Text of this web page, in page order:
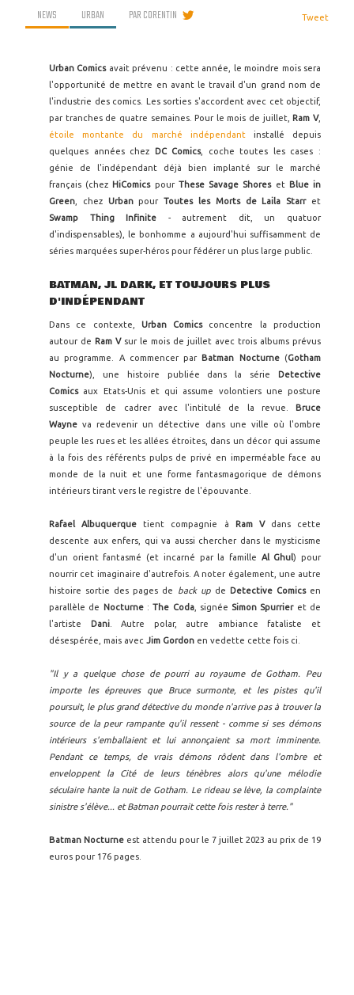
NEWS URBAN PARCORENTIN Tweet
Urban Comicsavait prévenu : cette année, le moindre mois sera
l'opportunité de mettre en avant le travail d'un grand nom de
l'industrie des comics. Les sorties s'accordent avec cet objectif,
par tranches de quatre semaines. Pour le mois de juillet, Ram V,
étoile montante du marché indépendantinstallé depuis
quelques années chez
DC Comics, coche toutes les cases :
génie de l'indépendant déjà bien implanté sur le marché
français (chez HiComicspour These Savage Shoreset Blue in
Green , chez UrbanpourToutes les Morts de Laila Starret
Swamp Thing Infinite - autrement dit, un quatuor
d'indispensables), le bonhomme a aujourd'hui suffisamment de
séries marquées super-héros pour fédérer un plus large public.
BATMAN, JL DARK, ET TOUJOURS PLUS
D'INDÉPENDANT
Dans ce contexte, Urban Comicsconcentre la production
autour de Ram Vsur le mois de juillet avec trois albums prévus
au programme. A commencer par Batman Nocturne (Gotham
Nocturne), une histoire publiée dans la série
Detective
Comicsaux Etats-Unis et qui assume volontiers une posture
susceptible de cadrer avec l'intitulé de la revue.
Bruce
Wayne va redevenir un détective dans une ville où l'ombre
peuple les rues et les allées étroites, dans un décor qui assume
à la fois des référents pulps de privé en imperméable face au
monde de la nuit et une forme fantasmagorique de démons
intérieurs tirant vers le registre de l'épouvante.
Rafael Albuquerque tient compagnie à Ram Vdans cette
descente aux enfers, qui va aussi chercher dans le mysticisme
d'un orient fantasmé (et incarné par la famille Al Ghul) pour
nourrir cet imaginaire d'autrefois. A noter également, une autre
histoire sortie des pages de
back upde Detective Comicsen
parallèle de
Nocturne:The Coda, signée Simon Spurrieret de
l'artiste
Dani. Autre polar, autre ambiance fataliste et
désespérée, mais avec Jim Gordon en vedette cette fois ci.
"Il y a quelque chose de pourri au royaume de Gotham. Peu
importe les épreuves que Bruce surmonte, et les pistes qu'il
poursuit, le plus grand détective du monde n'arrive pas à trouver la
source de la peur rampante qu'il ressent - comme si ses démons
intérieurs s'emballaient et lui annonçaient sa mort imminente.
Pendant ce temps, de vrais démons rôdent dans l'ombre et
enveloppent la Cité de leurs ténèbres alors qu'une mélodie
séculaire hante la nuit de Gotham. Le rideau se lève, la complainte
sinistre s'élève... et Batman pourrait cette fois rester à terre."
Batman Nocturne est attendu pour le 7 juillet 2023 au prix de 19
euros pour 176 pages.